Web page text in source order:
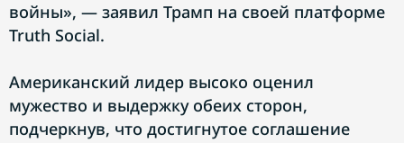
войны», — заявил Трамп на своей платформе
Truth Social.
Американский лидер высоко оценил
мужество и выдержку обеих сторон,
подчеркнув, что достигнутое соглашение